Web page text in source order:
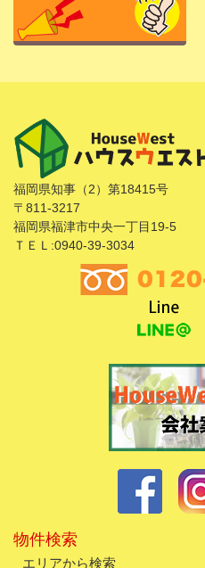
福岡県知事（2）第18415号
〒811-3217
福岡県福津市中央一丁目19-5
ＴＥＬ:0940-39-3034
物件検索
エリアから検索